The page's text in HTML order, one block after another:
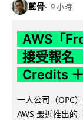
藍骨 9 小時
AWS「
接受報名
Credits
一人公司（OPC
AWS 最近推出